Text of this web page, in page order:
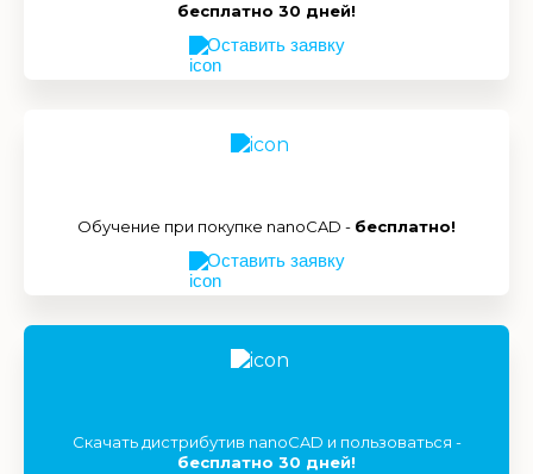
бесплатно 30 дней!
Оставить заявку
Обучение при покупке nanoCAD - бесплатно!
Оставить заявку
Скачать дистрибутив nanoCAD и пользоваться -
бесплатно 30 дней!